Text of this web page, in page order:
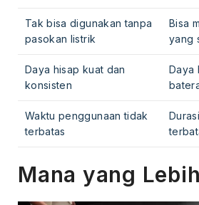
Tak bisa digunakan tanpa
pasokan listrik
Bisa
yang
Daya hisap kuat dan
konsisten
Daya
Waktu penggunaan tidak
terbatas
Mana yang